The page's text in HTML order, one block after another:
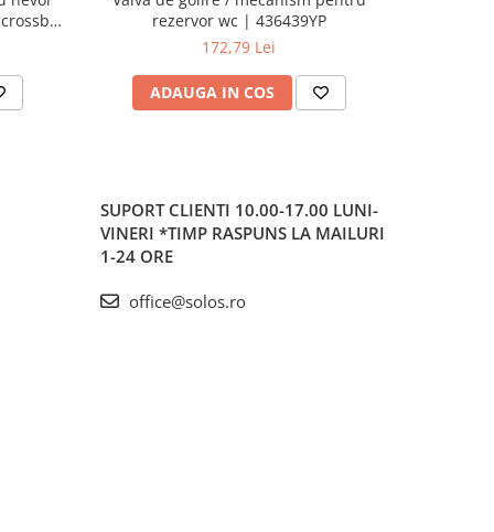
sus |
rezervor wc | 436439YP
172,79 Lei
ADAUGA IN COS
SUPORT CLIENTI 10.00-17.00 LUNI-
VINERI *TIMP RASPUNS LA MAILURI
1-24 ORE
office@solos.ro